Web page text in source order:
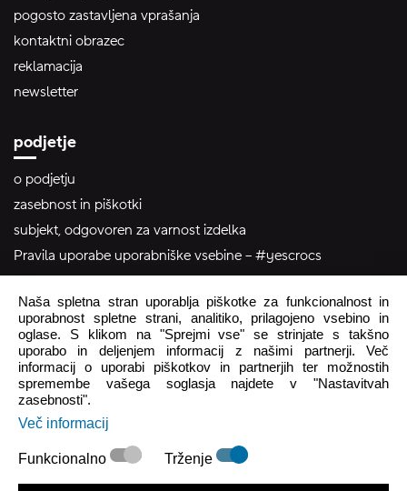
pogosto zastavljena vprašanja
kontaktni obrazec
reklamacija
newsletter
podjetje
o podjetju
zasebnost in piškotki
subjekt, odgovoren za varnost izdelka
Pravila uporabe uporabniške vsebine – #yescrocs
pomoč uporabnikom
Pon - Pet 8:00 - 16:00
Sob - Ned Zaprto
crocs.trgovina@intersocks.com
+386 25 371 454
Pošlji
Naša spletna stran uporablja piškotke za funkcionalnost in
uporabnost spletne strani, analitiko, prilagojeno vsebino in
oglase. S klikom na "Sprejmi vse" se strinjate s takšno
uporabo in deljenjem informacij z našimi partnerji. Več
informacij o uporabi piškotkov in partnerjih ter možnostih
spremembe vašega soglasja najdete v "Nastavitvah
zasebnosti".
Več informacij
Funkcionalno Trženje